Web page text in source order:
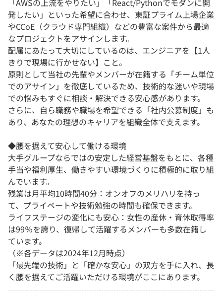
「AWSの上流をやりたい」「React/Pythonでモダンに開
発したい」といった希望に合わせ、東証プライム上場企業
やCCoE（クラウド専門組織）などの豊富な案件から最適
なプロジェクトをアサインします。
配属にあたって大切にしているのは、エンジニアを【1人
きりで現場に行かせない】こと。
原則として当社の先輩やメンバーが在籍する「チーム単位
でのアサイン」を徹底しているため、技術的な迷いや現場
での悩みもすぐに相談・解決できる安心感があります。
さらに、自ら職務や職場を希望できる「社内公募制度」も
あり、あなたの理想のキャリアを組織全体で支えます。
◆腰を据えて安心して働ける環境
大手グループならではの安定した経営基盤をもとに、各種
手当や福利厚生、働きやすい環境づくりに積極的に取り組
んでいます。
残業は月平均10時間40分：オンオフのメリハリを持っ
て、プライベートや技術勉強の時間も確保できます。
ライフステージの変化にも安心：女性の産休・育休取得率
は99％を誇り、復帰して活躍するメンバーも多数在籍し
ています。
（※各データは2024年12月時点）
「最先端の技術」と「確かな安心」の双方を手に入れ、長
く腰を据えてご活躍いただける環境がここにあります。